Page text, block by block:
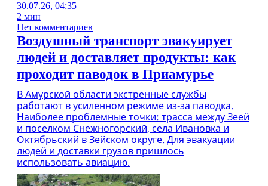
30.07.26, 04:35
2 мин
Нет комментариев
Воздушный транспорт эвакуирует
людей и доставляет продукты: как
проходит паводок в Приамурье
В Амурской области экстренные службы
работают в усиленном режиме из-за паводка.
Наиболее проблемные точки: трасса между Зеей
и поселком Снежногорский, села Ивановка и
Октябрьский в Зейском округе. Для эвакуации
людей и доставки грузов пришлось
использовать авиацию.